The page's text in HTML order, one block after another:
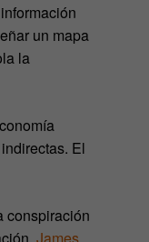
un mapa
la
El
conspiración
James